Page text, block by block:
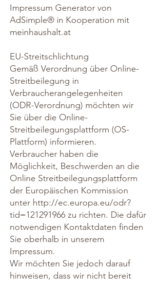
Impressum Generator von
AdSimple® in Kooperation mit
meinhaushalt.at
EU-Streitschlichtung
Gemäß Verordnung über Online-
Streitbeilegung in
Verbraucherangelegenheiten
(ODR-Verordnung) möchten wir
Sie über die Online-
Streitbeilegungsplattform (OS-
Plattform) informieren.
Verbraucher haben die
Möglichkeit, Beschwerden an die
Online Streitbeilegungsplattform
der Europäischen Kommission
unter http://ec.europa.eu/odr?
tid=121291966 zu richten. Die dafür
notwendigen Kontaktdaten finden
Sie oberhalb in unserem
Impressum.
Wir möchten Sie jedoch darauf
hinweisen, dass wir nicht bereit